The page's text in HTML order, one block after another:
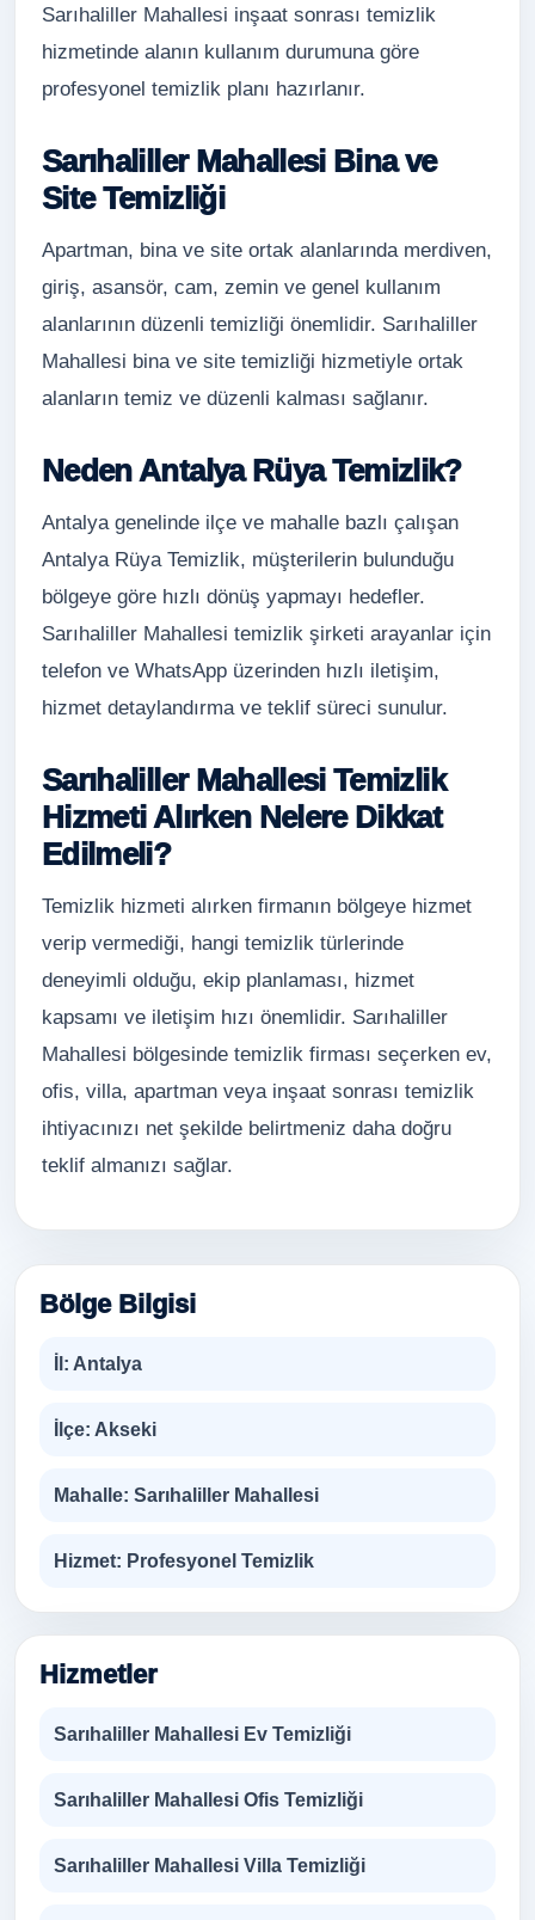
Sarıhaliller Mahallesi inşaat sonrası temizlik
hizmetinde alanın kullanım durumuna göre
profesyonel temizlik planı hazırlanır.
Sarıhaliller Mahallesi Bina ve
Site Temizliği
Apartman, bina ve site ortak alanlarında merdiven,
giriş, asansör, cam, zemin ve genel kullanım
alanlarının düzenli temizliği önemlidir. Sarıhaliller
Mahallesi bina ve site temizliği hizmetiyle ortak
alanların temiz ve düzenli kalması sağlanır.
Neden Antalya Rüya Temizlik?
Antalya genelinde ilçe ve mahalle bazlı çalışan
Antalya Rüya Temizlik, müşterilerin bulunduğu
bölgeye göre hızlı dönüş yapmayı hedefler.
Sarıhaliller Mahallesi temizlik şirketi arayanlar için
telefon ve WhatsApp üzerinden hızlı iletişim,
hizmet detaylandırma ve teklif süreci sunulur.
Sarıhaliller Mahallesi Temizlik
Hizmeti Alırken Nelere Dikkat
Edilmeli?
Temizlik hizmeti alırken firmanın bölgeye hizmet
verip vermediği, hangi temizlik türlerinde
deneyimli olduğu, ekip planlaması, hizmet
kapsamı ve iletişim hızı önemlidir. Sarıhaliller
Mahallesi bölgesinde temizlik firması seçerken ev,
ofis, villa, apartman veya inşaat sonrası temizlik
ihtiyacınızı net şekilde belirtmeniz daha doğru
teklif almanızı sağlar.
Bölge Bilgisi
İl: Antalya
İlçe: Akseki
Mahalle: Sarıhaliller Mahallesi
Hizmet: Profesyonel Temizlik
Hizmetler
Sarıhaliller Mahallesi Ev Temizliği
Sarıhaliller Mahallesi Ofis Temizliği
Sarıhaliller Mahallesi Villa Temizliği